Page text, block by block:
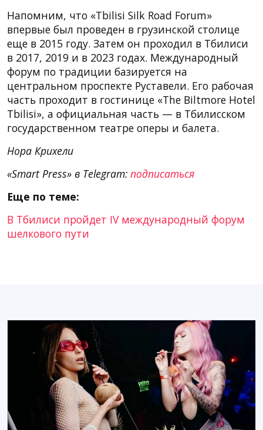
Напомним, что «Tbilisi Silk Road Forum»
впервые был проведен в грузинской столице
еще в 2015 году. Затем он проходил в Тбилиси
в 2017, 2019 и в 2023 годах. Международный
форум по традиции базируется на
центральном проспекте Руставели. Его рабочая
часть проходит в гостинице «The Biltmore Hotel
Tbilisi», а официальная часть — в Тбилисском
государственном театре оперы и балета.
Нора Крихели
«Smart Press» в Telegram: подписаться
Еще по теме:
В Тбилиси пройдет IV международный форум
шелкового пути